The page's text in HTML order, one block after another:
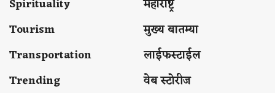
Spirituality
Tourism
Transportation
Trending
महाराष्ट्र
मुख्य बातम्या
लाईफस्टाईल
वेब स्टोरीज